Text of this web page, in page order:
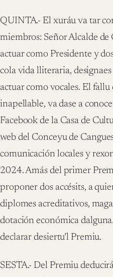
QUINTA.- El xuráu va tar
miembros: Señor Alcalde de
actuar como Presidente y
cola vida lliteraria,
actuar como vocales. El fallu
inapellable, va dase a
Facebook de la Casa de
web del Conceyu de
comunicación locales y
2024. Amás del primer
proponer dos accésits, a
diplomes acreditativos,
dotación económica
declarar desiertu’l Premiu.
SESTA.- Del Premiu